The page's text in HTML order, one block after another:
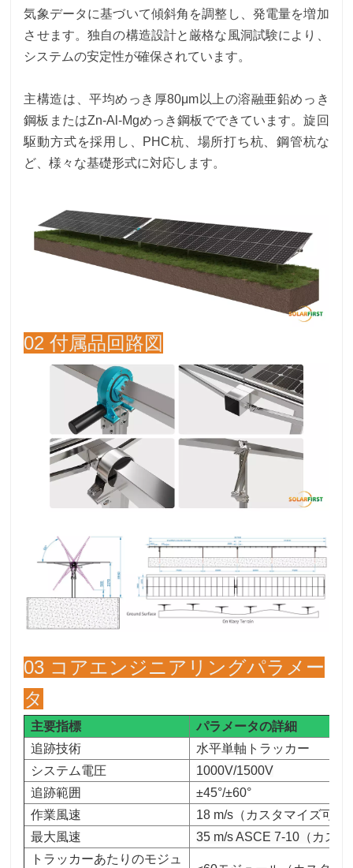
気象データに基づいて傾斜角を調整し、発電量を増加
させます。独自の構造設計と厳格な風洞試験により、
システムの安定性が確保されています。
主構造は、平均めっき厚80μm以上の溶融亜鉛めっき
鋼板またはZn-Al-Mgめっき鋼板でできています。旋回
駆動方式を採用し、PHC杭、場所打ち杭、鋼管杭な
ど、様々な基礎形式に対応します。
02 付属品回路図
03 コアエンジニアリングパラメー
タ
主要指標
パラメータの詳細
追跡技術
水平単軸トラッカー
システム電圧
1000V/1500V
追跡範囲
±45°/±60°
作業風速
18 m/s（カスタマイズ可能
最大風速
35 m/s ASCE 7-10（カス
トラッカーあたりのモジュ